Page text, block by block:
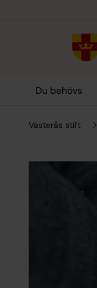
Du behövs
Västerås stift